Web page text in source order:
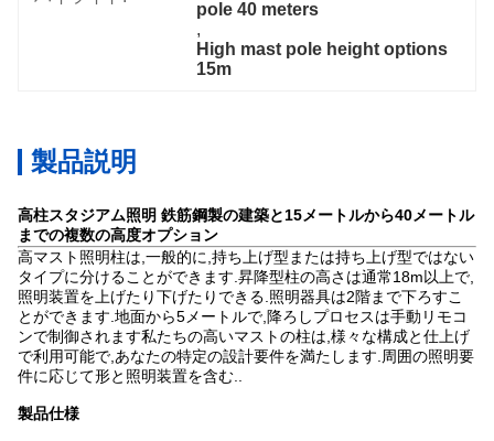
pole 40 meters
,
High mast pole height options
15m
製品説明
高柱スタジアム照明 鉄筋鋼製の建築と15メートルから40メートル
までの複数の高度オプション
高マスト照明柱は,一般的に,持ち上げ型または持ち上げ型ではない
タイプに分けることができます.昇降型柱の高さは通常18m以上で,
照明装置を上げたり下げたりできる.照明器具は2階まで下ろすこ
とができます.地面から5メートルで,降ろしプロセスは手動リモコ
ンで制御されます私たちの高いマストの柱は,様々な構成と仕上げ
で利用可能で,あなたの特定の設計要件を満たします.周囲の照明要
件に応じて形と照明装置を含む..
製品仕様